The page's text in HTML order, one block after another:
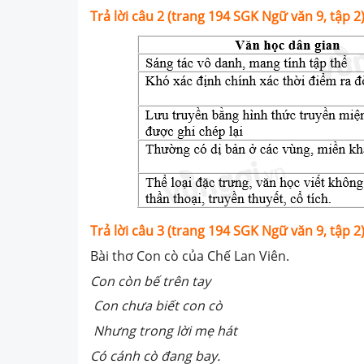
Trả lời câu 2 (trang 194 SGK Ngữ văn 9, tập
Trả lời câu 3 (trang 194 SGK Ngữ văn 9, tập
Bài thơ Con cò của Chế Lan Viên.
Con còn bế trên tay
Con chưa biết con cò
Nhưng trong lời mẹ hát
Có cánh cò đang bay.